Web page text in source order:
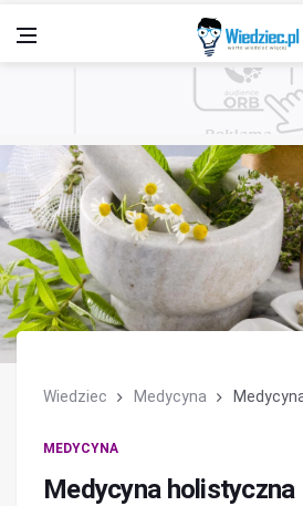
Wiedziec Medycyna
MEDYCYNA
Medycyna holistyczna